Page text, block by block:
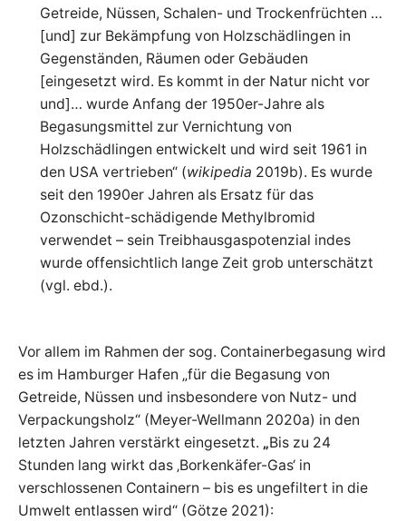
Getreide, Nüssen, Schalen- und Trockenfrüchten …
[und] zur Bekämpfung von Holzschädlingen in
Gegenständen, Räumen oder Gebäuden
[eingesetzt wird. Es kommt in der Natur nicht vor
und]… wurde Anfang der 1950er-Jahre als
Begasungsmittel zur Vernichtung von
Holzschädlingen entwickelt und wird seit 1961 in
den USA vertrieben“ (wikipedia 2019b). Es wurde
seit den 1990er Jahren als Ersatz für das
Ozonschicht-schädigende Methylbromid
verwendet – sein Treibhausgaspotenzial indes
wurde offensichtlich lange Zeit grob unterschätzt
(vgl. ebd.).
Vor allem im Rahmen der sog. Containerbegasung wird
es im Hamburger Hafen „für die Begasung von
Getreide, Nüssen und insbesondere von Nutz- und
Verpackungsholz“ (Meyer-Wellmann 2020a) in den
letzten Jahren verstärkt eingesetzt. „Bis zu 24
Stunden lang wirkt das ‚Borkenkäfer-Gas‘ in
verschlossenen Containern – bis es ungefiltert in die
Umwelt entlassen wird“ (Götze 2021):